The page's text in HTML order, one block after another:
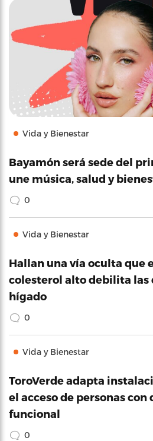
Vida y Bienestar
Bayamón será sede del
une música, salud y
0
Vida y Bienestar
Hallan una vía oculta que
colesterol alto debilita las
hígado
0
Vida y Bienestar
ToroVerde adapta
el acceso de personas con
funcional
0